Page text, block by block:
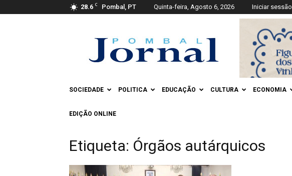
28.6 C Pombal, PT Quinta-feira, Agosto 6, 2026 Iniciar sessão
Jornal
SOCIEDADE POLITICA EDUCAÇÃO CULTURA ECONOMIA
EDIÇÃO ONLINE
Etiqueta: Órgãos autárquicos